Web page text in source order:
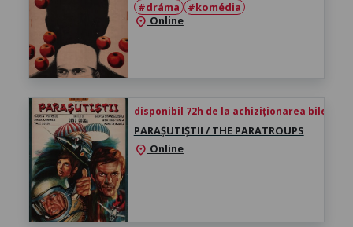
#dráma
#komédia
location_on Online
disponibil 72h de la achiziționarea biletului
PARAȘUTIȘTII / THE PARATROUPS
location_on Online